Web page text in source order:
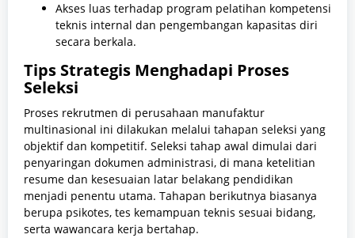
Akses luas terhadap program pelatihan kompetensi
teknis internal dan pengembangan kapasitas diri
secara berkala.
Tips Strategis Menghadapi Proses
Seleksi
Proses rekrutmen di perusahaan manufaktur
multinasional ini dilakukan melalui tahapan seleksi yang
objektif dan kompetitif. Seleksi tahap awal dimulai dari
penyaringan dokumen administrasi, di mana ketelitian
resume dan kesesuaian latar belakang pendidikan
menjadi penentu utama. Tahapan berikutnya biasanya
berupa psikotes, tes kemampuan teknis sesuai bidang,
serta wawancara kerja bertahap.